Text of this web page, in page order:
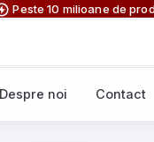
Peste 10 milioane de
Despre noi Contact